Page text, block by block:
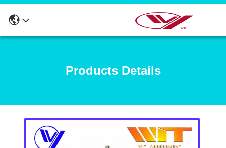
Products Details